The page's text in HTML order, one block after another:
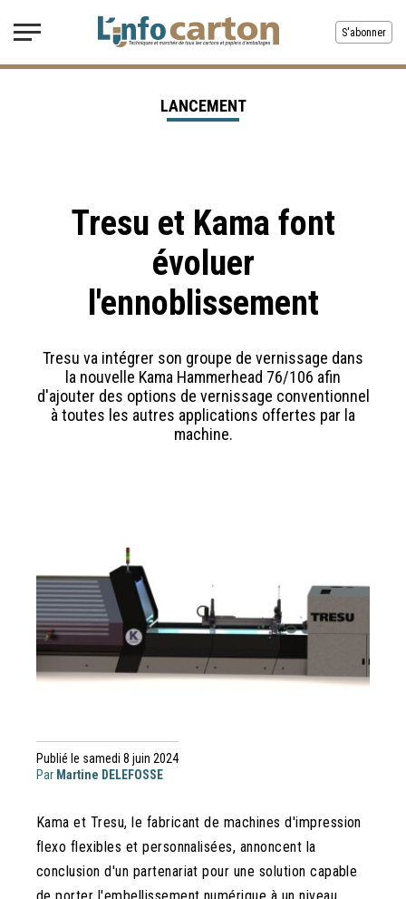
S'abonner
Tresu et Kama font
évoluer
l'ennoblissement
Tresu va intégrer son groupe de vernissage dans
la nouvelle Kama Hammerhead 76/106 afin
d'ajouter des options de vernissage conventionnel
à toutes les autres applications offertes par la
machine.
LANCEMENT
Publié le samedi 8 juin 2024
Par Martine DELEFOSSE
Kama et Tresu, le fabricant de machines d'impression
flexo flexibles et personnalisées, annoncent la
conclusion d'un partenariat pour une solution capable